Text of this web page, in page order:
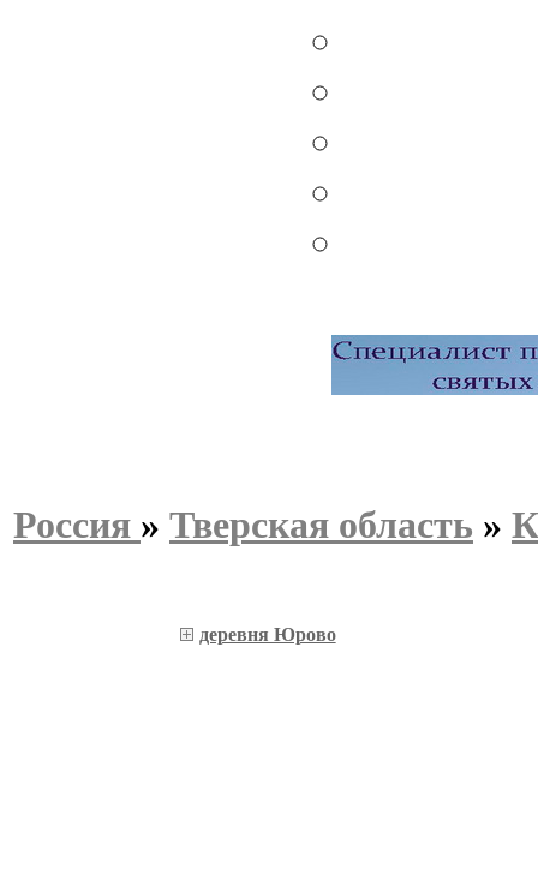
Россия » Тверская область »
деревня Юрово